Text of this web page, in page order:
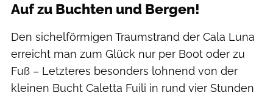
Auf zu Buchten und Bergen!
Den sichelförmigen Traumstrand der Cala Luna
erreicht man zum Glück nur per Boot oder zu
Fuß – Letzteres besonders lohnend von der
kleinen Bucht Caletta Fuili in rund vier Stunden